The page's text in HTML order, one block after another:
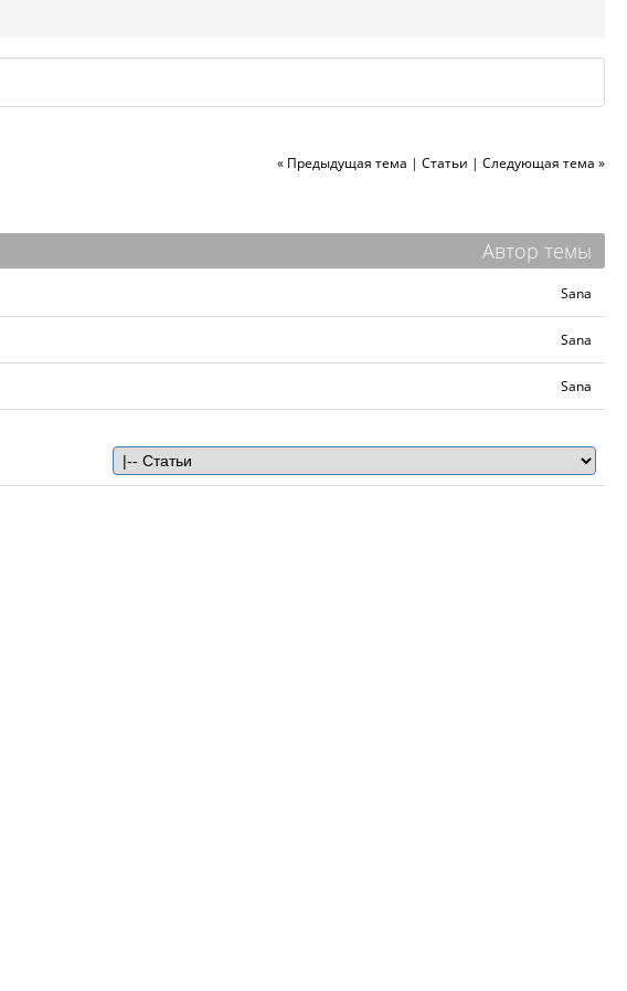
« Предыдущая тема | Статьи | Следующая тема »
Автор темы
Sana
Sana
Sana